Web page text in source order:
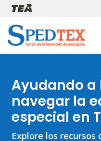
Pasar al contenido principal
Ayudando a
navegar la
especial en
Explore los recursos